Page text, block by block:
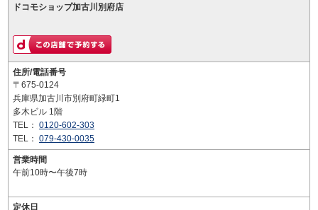
ドコモショップ加古川別府店
住所/電話番号
〒675-0124
兵庫県加古川市別府町緑町1
多木ビル 1階
TEL： 0120-602-303
TEL： 079-430-0035
営業時間
午前10時〜午後7時
定休日